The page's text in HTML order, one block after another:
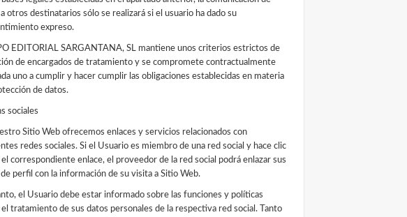
otros destinatarios sólo se realizará si el usuario ha dado su
expreso.
EDITORIAL SARGANTANA, SL mantiene unos criterios estrictos de
de encargados de tratamiento y se compromete contractualmente
uno a cumplir y hacer cumplir las obligaciones establecidas en materia
de datos.
sociales
Sitio Web ofrecemos enlaces y servicios relacionados con
redes sociales. Si el Usuario es miembro de una red social y hace clic
correspondiente enlace, el proveedor de la red social podrá enlazar sus
perfil con la información de su visita a Sitio Web.
el Usuario debe estar informado sobre las funciones y políticas
tratamiento de sus datos personales de la respectiva red social. Tanto